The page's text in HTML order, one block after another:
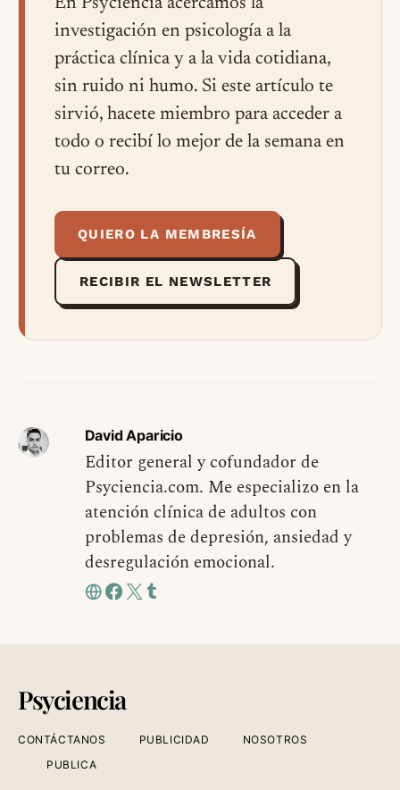
investigación en psicología a la
práctica clínica y a la vida cotidiana,
sin ruido ni humo. Si este artículo te
sirvió, hacete miembro para acceder a
todo o recibí lo mejor de la semana en
tu correo.
QUIERO LA MEMBRESÍA
RECIBIR EL NEWSLETTER
David Aparicio
Editor general y cofundador de
Psyciencia.com. Me especializo en la
atención clínica de adultos con
problemas de depresión, ansiedad y
desregulación emocional.
Psyciencia
CONTÁCTANOS PUBLICIDAD
NOSOTROS
PUBLICA